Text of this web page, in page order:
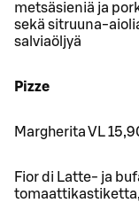
metsäsieniä ja
sekä sitruuna-
salviaöljyä
Pizze
Margherita VL
Fior di Latte- ja